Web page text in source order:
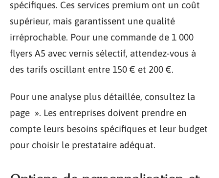
spécifiques. Ces services premium ont un coût
supérieur, mais garantissent une qualité
irréprochable. Pour une commande de 1 000
flyers A5 avec vernis sélectif, attendez-vous à
des tarifs oscillant entre 150 € et 200 €.
Pour une analyse plus détaillée, consultez la
page ». Les entreprises doivent prendre en
compte leurs besoins spécifiques et leur budget
pour choisir le prestataire adéquat.